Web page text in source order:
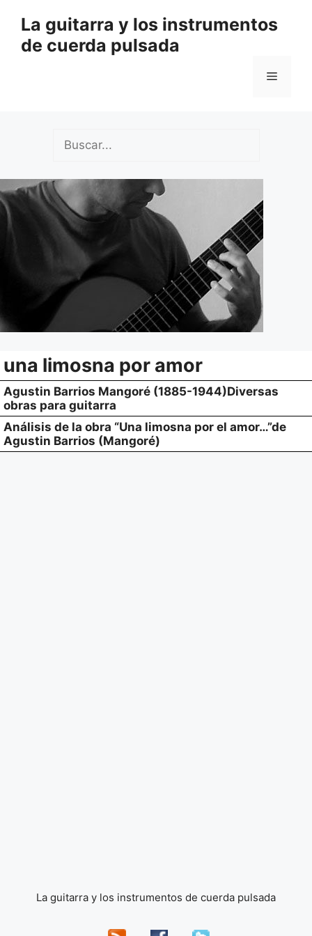
contenido
La guitarra y los instrumentos
de cuerda pulsada
Menú
una limosna por amor
Agustin Barrios Mangoré (1885-1944)Diversas
obras para guitarra
Análisis de la obra “Una limosna por el amor…”de
Agustin Barrios (Mangoré)
La guitarra y los instrumentos de cuerda pulsada